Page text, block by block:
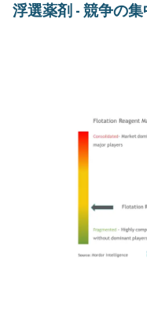
浮選薬剤 - 競争の